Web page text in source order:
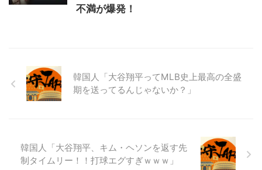
不満が爆発！
韓国人「大谷翔平ってMLB史上最高の全盛
期を送ってるんじゃないか？」
韓国人「大谷翔平、キム・ヘソンを返す先
制タイムリー！！打球エグすぎｗｗｗ」